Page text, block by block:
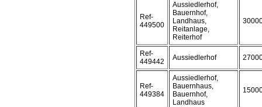
Ref-
449500
Aussiedlerhof,
Bauernhof,
Landhaus,
Reitanlage,
Reiterhof
Ref-
449442
Aussiedlerhof
Ref-
449384
Aussiedlerhof,
Bauernhaus,
Bauernhof,
Landhaus